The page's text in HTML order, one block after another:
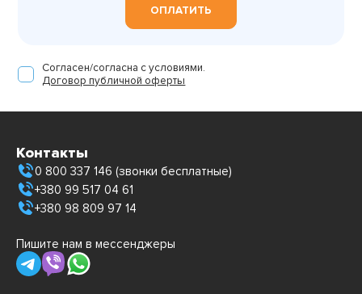
ОПЛАТИТЬ
Согласен/согласна с условиями.
Договор публичной оферты
Контакты
0 800 337 146 (звонки бесплатные)
+380 99 517 04 61
+380 98 809 97 14
Пишите нам в мессенджеры